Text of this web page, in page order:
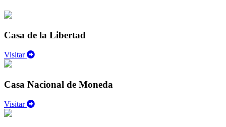
Casa de la Libertad
Visitar
Casa Nacional de Moneda
Visitar